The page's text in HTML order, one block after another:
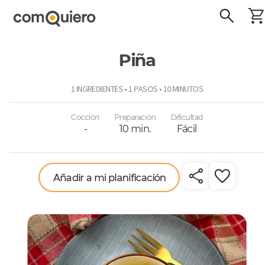
Piña
1 INGREDIENTES • 1 PASOS • 10 MINUTOS
Cocción
-
Preparación
10 min.
Dificultad
Fácil
Añadir a mi planificación